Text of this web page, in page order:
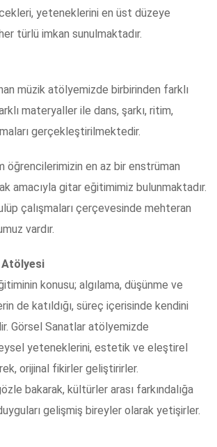
yeteneklerini en üst düzeye
türlü imkan sunulmaktadır.
müzik atölyemizde birbirinden farklı
materyaller ile dans, şarkı, ritim,
gerçekleştirilmektedir.
öğrencilerimizin en az bir enstrüman
amacıyla gitar eğitimimiz bulunmaktadır.
çalışmaları çerçevesinde mehteran
vardır.
konusu; algılama, düşünme ve
de katıldığı, süreç içerisinde kendini
Görsel Sanatlar atölyemizde
yeteneklerini, estetik ve eleştirel
orijinal fikirler geliştirirler.
bakarak, kültürler arası farkındalığa
gelişmiş bireyler olarak yetişirler.